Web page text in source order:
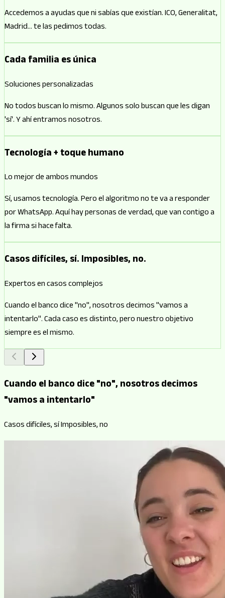
Accedemos a ayudas que ni sabías que existían. ICO, Generalitat,
Madrid… te las pedimos todas.
Cada familia es única
Soluciones personalizadas
No todos buscan lo mismo. Algunos solo buscan que les digan
'sí'. Y ahí entramos nosotros.
Tecnología + toque humano
Lo mejor de ambos mundos
Sí, usamos tecnología. Pero el algoritmo no te va a responder
por WhatsApp. Aquí hay personas de verdad, que van contigo a
la firma si hace falta.
Casos difíciles, sí. Imposibles, no.
Expertos en casos complejos
Cuando el banco dice "no", nosotros decimos "vamos a
intentarlo". Cada caso es distinto, pero nuestro objetivo
siempre es el mismo.
Cuando el banco dice "no", nosotros decimos
"vamos a intentarlo"
Casos difíciles, síImposibles, no